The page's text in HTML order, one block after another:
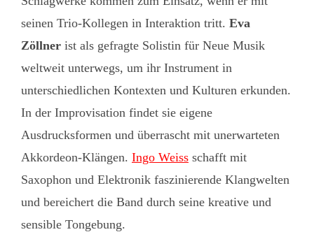
seinen Trio-Kollegen in Interaktion tritt. Eva
Zöllner ist als gefragte Solistin für Neue Musik
weltweit unterwegs, um ihr Instrument in
unterschiedlichen Kontexten und Kulturen erkunden.
In der Improvisation findet sie eigene
Ausdrucksformen und überrascht mit unerwarteten
Akkordeon-Klängen. Ingo Weiss schafft mit
Saxophon und Elektronik faszinierende Klangwelten
und bereichert die Band durch seine kreative und
sensible Tongebung.